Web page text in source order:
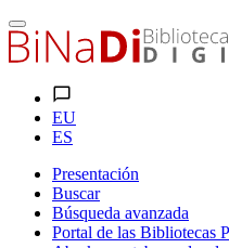
EU
ES
Presentación
Buscar
Búsqueda avanzada
Portal de las Bibliotecas